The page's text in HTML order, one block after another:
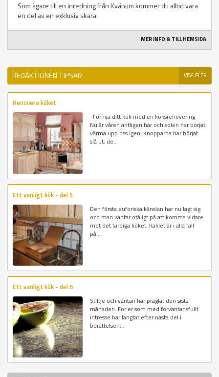
Som ägare till en inredning från Kvänum kommer du alltid vara
en del av en exklusiv skara.
MER INFO & TILL HEMSIDA
REDAKTIONEN TIPSAR VISA FLER
Renovera köket
Förnya ditt kök med en köksrenovering.
Nu är våren äntligen här och solen har börjat
värma upp oss igen. Knopparna har börjat
slå ut, de...
Ett vanligt kök - del 5
Den första euforiska känslan har nu lagt sig
och man väntar otåligt på att komma vidare
mot det färdiga köket. Kaklet är i alla fall
på...
Ett vanligt kök - del 6
Stiltje och väntan har präglat den sista
månaden. För er som med förväntansfullt
intresse har längtat efter nästa del i
berättelsen...